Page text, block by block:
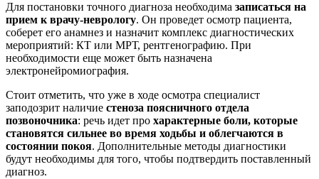
Для постановки точного диагноза необходима записаться на
прием к врачу-неврологу. Он проведет осмотр пациента,
соберет его анамнез и назначит комплекс диагностических
мероприятий: КТ или МРТ, рентгенографию. При
необходимости еще может быть назначена
электронейромиография.
Стоит отметить, что уже в ходе осмотра специалист
заподозрит наличие стеноза поясничного отдела
позвоночника: речь идет про характерные боли, которые
становятся сильнее во время ходьбы и облегчаются в
состоянии покоя. Дополнительные методы диагностики
будут необходимы для того, чтобы подтвердить поставленный
диагноз.